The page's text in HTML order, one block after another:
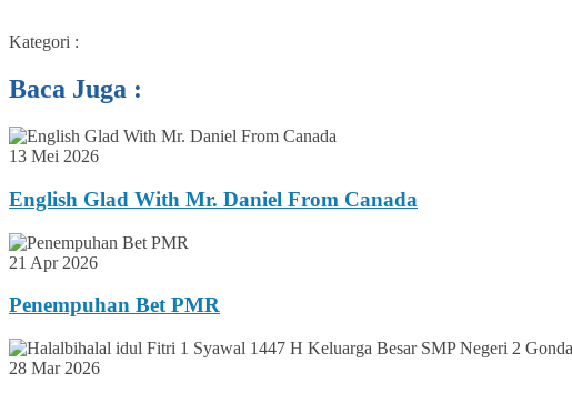
Kategori :
Baca Juga :
13 Mei 2026
English Glad With Mr. Daniel From Canada
21 Apr 2026
Penempuhan Bet PMR
28 Mar 2026